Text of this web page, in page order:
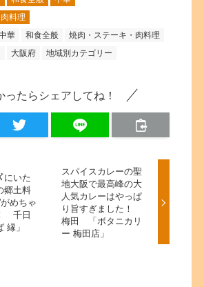
料理
華 和食全般
焼肉・ステーキ・肉料理
大阪府 地域別カテゴリー
ったらシェアしてね！
にいた
郷土料
めちゃ
千日
」
スパイスカレーの聖
地大阪で最高峰の大
人気カレーはやっぱ
り旨すぎました！
梅田 「ボタニカリ
ー 梅田店」